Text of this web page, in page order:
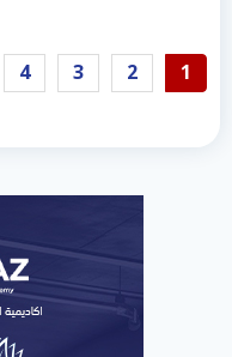
1
2
3
4